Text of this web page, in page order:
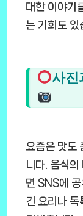
대한 이야기
는 기회도 있
사진
요즘은 맛도
니다. 음식
면 SNS에
긴 요리나